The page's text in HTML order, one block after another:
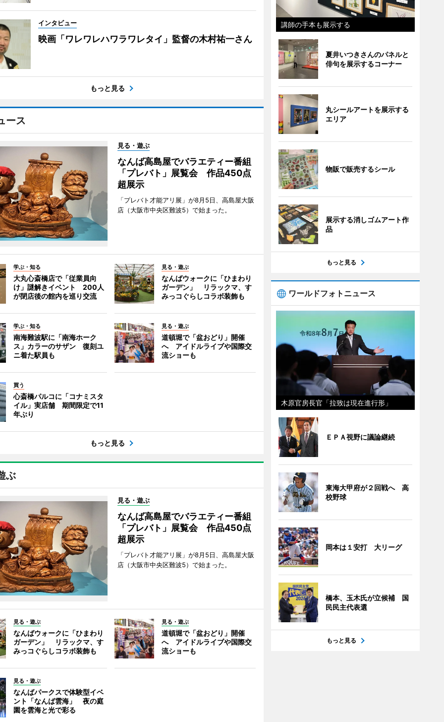
インタビュー
映画「ワレワレハワラワレタイ」監督の木村祐一さん
もっと見る
ース
見る・遊ぶ
なんば高島屋でバラエティー番組
「プレバト」展覧会 作品450点
超展示
「プレバト才能アリ展」が8月5日、高島屋大阪
店（大阪市中央区難波5）で始まった。
学ぶ・知る
大丸心斎橋店で「従業員向
け」謎解きイベント 200人
が閉店後の館内を巡り交流
見る・遊ぶ
なんばウォークに「ひまわり
ガーデン」 リラックマ、す
みっコぐらしコラボ装飾も
学ぶ・知る
南海難波駅に「南海ホーク
ス」カラーのサザン 復刻ユ
ニ着た駅員も
見る・遊ぶ
道頓堀で「盆おどり」開催
へ アイドルライブや国際交
流ショーも
買う
心斎橋パルコに「コナミスタ
イル」実店舗 期間限定で11
年ぶり
もっと見る
ぶ
見る・遊ぶ
なんば高島屋でバラエティー番組
「プレバト」展覧会 作品450点
超展示
「プレバト才能アリ展」が8月5日、高島屋大阪
店（大阪市中央区難波5）で始まった。
見る・遊ぶ
なんばウォークに「ひまわり
ガーデン」 リラックマ、す
みっコぐらしコラボ装飾も
見る・遊ぶ
道頓堀で「盆おどり」開催
へ アイドルライブや国際交
流ショーも
見る・遊ぶ
なんばパークスで体験型イベ
ント「なんば雲海」 夜の庭
園を雲海と光で彩る
講師の手本も展示する
夏井いつきさんのパネルと
俳句を展示するコーナー
丸シールアートを展示する
エリア
物販で販売するシール
展示する消しゴムアート作
品
もっと見る
ワールドフォトニュース
木原官房長官「拉致は現在進行形」
ＥＰＡ視野に議論継続
東海大甲府が２回戦へ 高
校野球
岡本は１安打 大リーグ
橋本、玉木氏が立候補 国
民民主代表選
もっと見る